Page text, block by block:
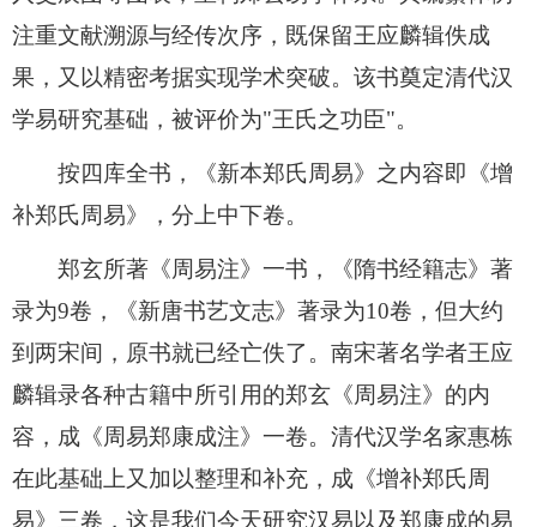
注重文献溯源与经传次序，既保留王应麟辑佚成
果，又以精密考据实现学术突破。该书奠定清代汉
学易研究基础，被评价为"王氏之功臣"。
按四库全书，《新本郑氏周易》之内容即《增
补郑氏周易》，分上中下卷。
郑玄所著《周易注》一书，《隋书经籍志》著
录为9卷，《新唐书艺文志》著录为10卷，但大约
到两宋间，原书就已经亡佚了。南宋著名学者王应
麟辑录各种古籍中所引用的郑玄《周易注》的内
容，成《周易郑康成注》一卷。清代汉学名家惠栋
在此基础上又加以整理和补充，成《增补郑氏周
易》三卷，这是我们今天研究汉易以及郑康成的易